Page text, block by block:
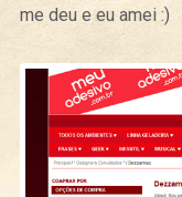
me deu e eu amei :)